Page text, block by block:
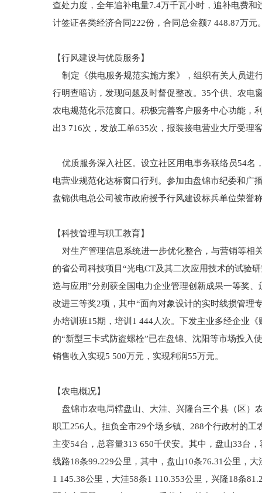
查处力度，全年追补电量7.4万千瓦小时，追补电费
计签证各类经济合同222份，合同总金额7 448.87万
【行风建设与优质服务】
制定《供电服务规范实施方案》，组织有关人员进
行明查暗访，发现问题及时督促整改。35个供、农电
农电规范化示范窗口。积极完善客户服务中心功能，
出3 716次，发放工单635次，报装接电营业大厅受理
优质服务深入社区。设立社区用电事务联络员54名
电营业规范化达标窗口行列。参加由盘锦市纪委和广
盘锦供电总公司被市政府授予行风建设标兵单位荣誉
【科技管理与职工教育】
对生产管理信息系统进一步优化整合，与营销等相
的省公司科技项目“光电CT及其二次应用技术的试验
造与应用”分别获全国电力企业管理创新成果一等奖
改进三等奖2项，其中“面向对象设计的实时线损管理
办培训班15期，培训1 444人次。下发主业多经企业
的“新型三卡式防盗螺栓”已在盘锦、沈阳等市场投入
销售收入实现5 500万元，实现利润55万元。
【农电概况】
盘锦市农电局辖盘山、大洼、兴隆台三个县（区）
职工256人。担负全市29个场乡镇、288个行政村的
主变54台，总容量313 650千伏安。其中，盘山33台
线路18条99.229公里，其中，盘山10条76.31公里，
1 145.38公里，大洼58条1 110.353公里，兴隆18条